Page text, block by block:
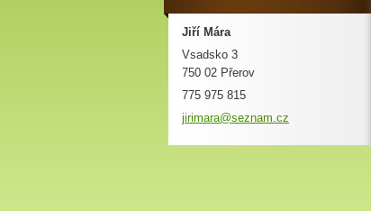
Jiří Mára
Vsadsko 3
750 02 Přerov
775 975 815
jirimara@seznam.cz